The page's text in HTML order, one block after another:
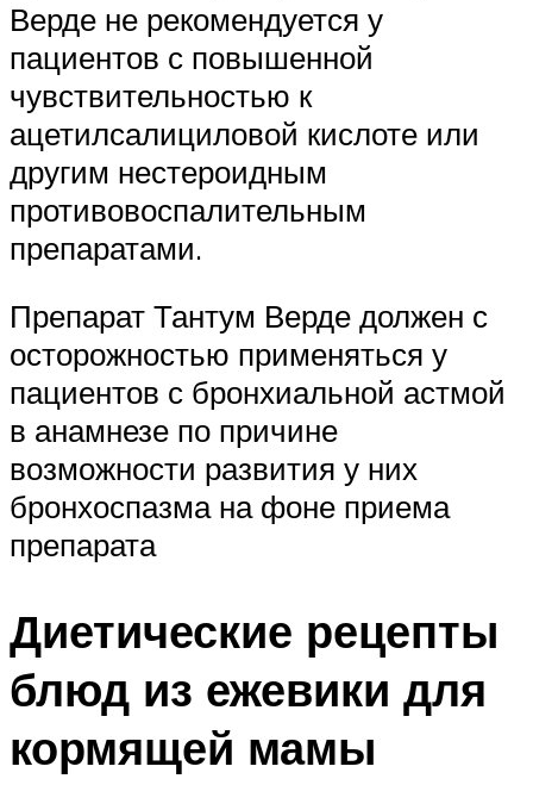
Верде не рекомендуется у
пациентов с повышенной
чувствительностью к
ацетилсалициловой кислоте или
другим нестероидным
противовоспалительным
препаратами.
Препарат Тантум Верде должен с
осторожностью применяться у
пациентов с бронхиальной астмой
в анамнезе по причине
возможности развития у них
бронхоспазма на фоне приема
препарата
Диетические рецепты
блюд из ежевики для
кормящей мамы